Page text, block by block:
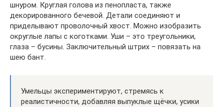
шнуром. Круглая голова из пенопласта, также
декорированного бечевой. Детали соединяют и
приделывают проволочный хвост. Можно изобразить
округлые лапы с коготками. Уши – это треугольники,
глаза – бусины. Заключительный штрих – повязать на
шею бант.
Умельцы экспериментируют, стремясь к
реалистичности, добавляя выпуклые щёчки, усики